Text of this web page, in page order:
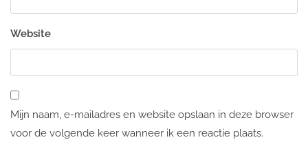
Website
Mijn naam, e-mailadres en website opslaan in deze browser
voor de volgende keer wanneer ik een reactie plaats.